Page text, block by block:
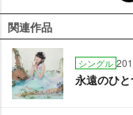
関連作品
シングル
永遠のひ